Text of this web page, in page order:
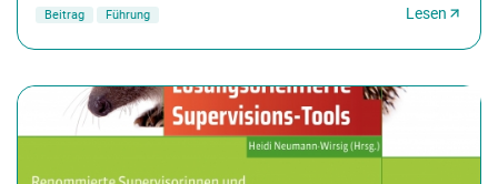
Beitrag Führung Lesen